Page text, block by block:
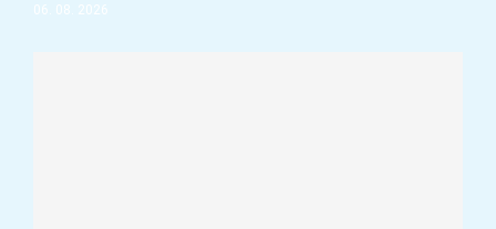
06. 08. 2026